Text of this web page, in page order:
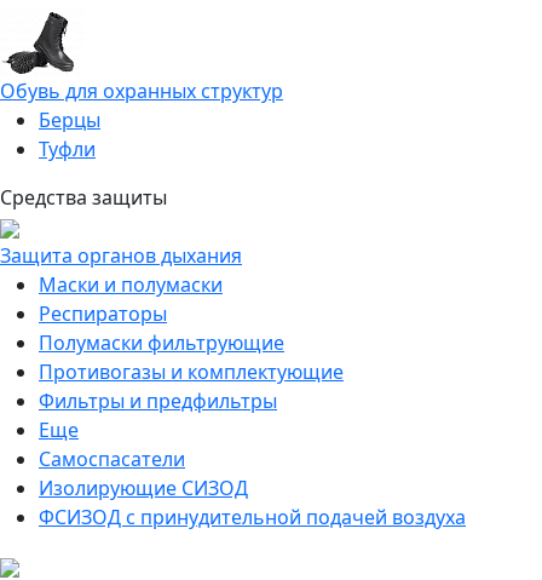
Обувь для охранных структур
Берцы
Туфли
Средства защиты
Защита органов дыхания
Маски и полумаски
Респираторы
Полумаски фильтрующие
Противогазы и комплектующие
Фильтры и предфильтры
Еще
Самоспасатели
Изолирующие СИЗОД
ФСИЗОД с принудительной подачей воздуха